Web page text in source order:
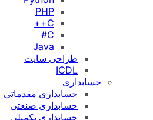
PHP
C++
C#
Java
طراحی سایت
ICDL
حسابداری
حسابداری مقدماتی
حسابداری صنعتی
حسابداری تکمیلی